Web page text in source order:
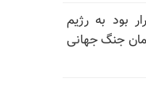
بود به رژیم
جنگ جهانی